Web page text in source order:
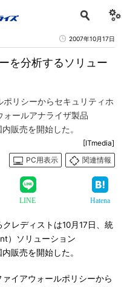
2007年10月17日
を分析するソリュー
リシーからセキュリティホ
ォールアナライザ製品
販売を開始した。
[ITmedia]
PC用表示
関連情報
LINE Hatena
レディストは10月17日、統
）ソリューション
販売を開始した。
イアウォールポリシーから